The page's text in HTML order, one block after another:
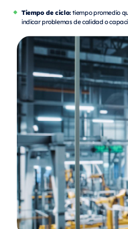
Tiempo de ciclo:tiempo promedio
indicar problemas de calidad o